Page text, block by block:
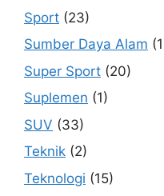
Sport (23)
Sumber Daya Alam
Super Sport (20)
Suplemen (1)
SUV (33)
Teknik (2)
Teknologi (15)